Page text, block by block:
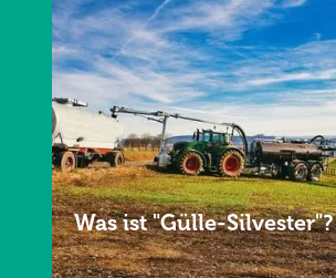
Was ist "Gülle-Silvester"?